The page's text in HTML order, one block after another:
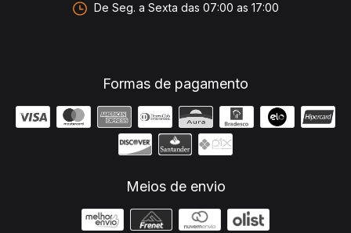
De Seg. a Sexta das 07:00 as 17:00
Formas de pagamento
Meios de envio